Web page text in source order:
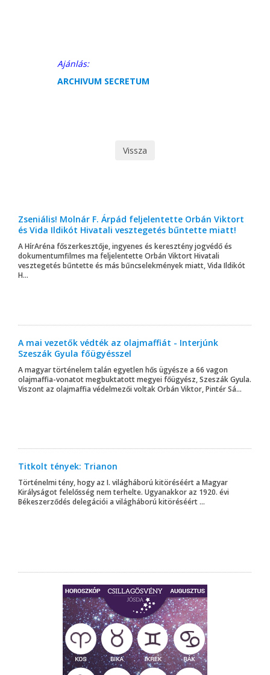
Ajánlás:
ARCHIVUM SECRETUM
Vissza
Zseniális! Molnár F. Árpád feljelentette Orbán Viktort
és Vida Ildikót Hivatali vesztegetés bűntette miatt!
A HírAréna főszerkesztője, ingyenes és keresztény jogvédő és
dokumentumfilmes ma feljelentette Orbán Viktort Hivatali
vesztegetés bűntette és más bűncselekmények miatt, Vida Ildikót
H...
A mai vezetők védték az olajmaffiát - Interjúnk
Szeszák Gyula főügyésszel
A magyar történelem talán egyetlen hős ügyésze a 66 vagon
olajmaffia-vonatot megbuktatott megyei főügyész, Szeszák Gyula.
Viszont az olajmaffia védelmezői voltak Orbán Viktor, Pintér Sá...
Titkolt tények: Trianon
Történelmi tény, hogy az I. világháború kitöréséért a Magyar
Királyságot felelősség nem terhelte. Ugyanakkor az 1920. évi
Békeszerződés delegációi a világháború kitöréséért ...